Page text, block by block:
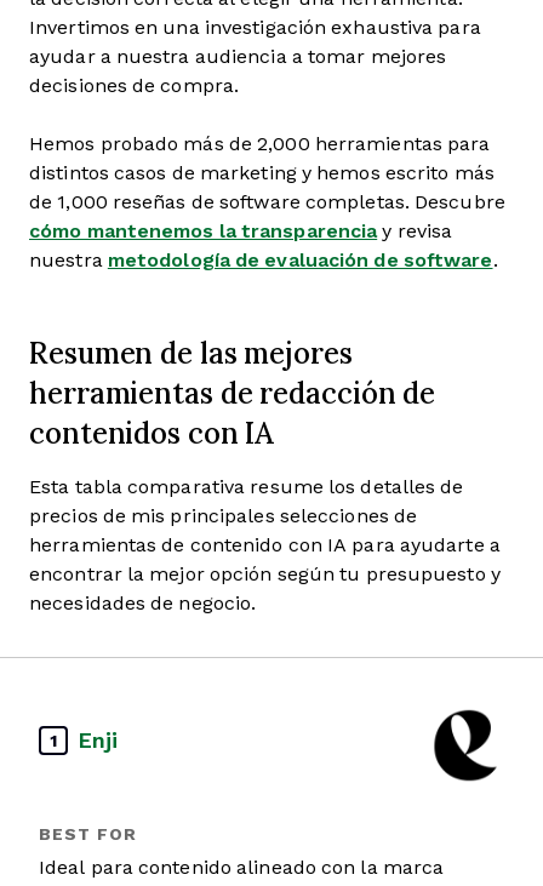
Invertimos en una investigación exhaustiva para
ayudar a nuestra audiencia a tomar mejores
decisiones de compra.
Hemos probado más de 2,000 herramientas para
distintos casos de marketing y hemos escrito más
de 1,000 reseñas de software completas. Descubre
cómo mantenemos la transparenciay revisa
nuestra metodología de evaluación de software.
Resumen de las mejores
herramientas de redacción de
contenidos con IA
Esta tabla comparativa resume los detalles de
precios de mis principales selecciones de
herramientas de contenido con IA para ayudarte a
encontrar la mejor opción según tu presupuesto y
necesidades de negocio.
1 Enji
Ideal para contenido alineado con la marca